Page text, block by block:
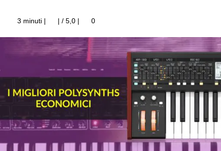
3 minuti | | / 5,0 | 0